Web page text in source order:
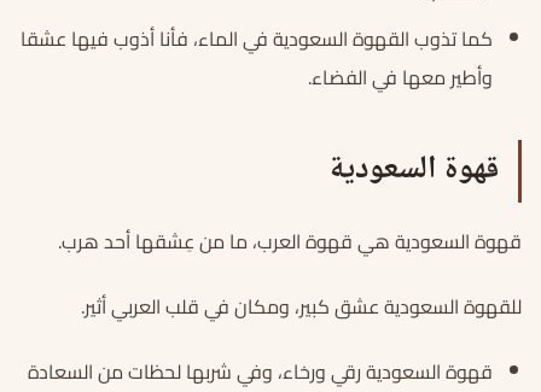
كما تذوب القهوة السعودية في الماء، فأنا أذوب فيها عشقا
وأطير معها في الفضاء.
قهوة السعودية
قهوة السعودية هي قهوة العرب، ما من عِشقها أحد هرب.
للقهوة السعودية عشق كبير، ومكان في قلب العربي أثير.
قهوة السعودية رقي ورخاء، وفي شربها لحظات من السعادة